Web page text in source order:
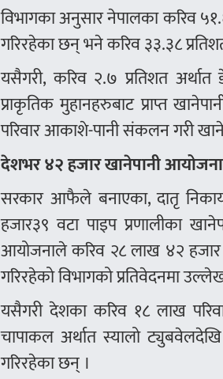
विभागका अनुसार नेपालका करिव
गरिरहेका छन् भने करिव ३३.३८
यसैगरी, करिव २.७ प्रतिशत
प्राकृतिक मुहानहरुबाट प्राप्त
परिवार आकाशे-पानी संकलन गरी
देशभर ४२ हजार खानेपानी आयोजना
सरकार आफैले बनाएका, दातृ
हजार३९ वटा पाइप प्रणालीका
आयोजनाले करिव २८ लाख ४२ हजार
गरिरहेको विभागको प्रतिवेदनमा
यसैगरी देशका करिव १८ लाख
चापाकल अर्थात स्यालो
गरिरहेका छन् ।